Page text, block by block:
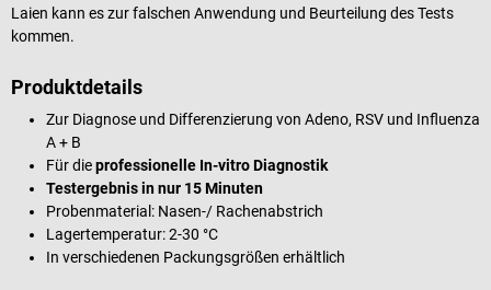
Laien kann es zur falschen Anwendung und Beurteilung des Tests
kommen.
Produktdetails
Zur Diagnose und Differenzierung von Adeno, RSV und Influenza
A + B
Für dieprofessionelle In-vitro Diagnostik
Testergebnis in nur 15 Minuten
Probenmaterial: Nasen-/ Rachenabstrich
Lagertemperatur: 2-30 °C
In verschiedenen Packungsgrößen erhältlich